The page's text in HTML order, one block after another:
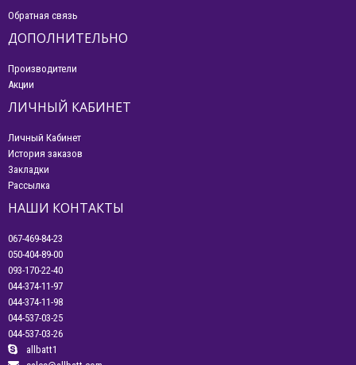
Обратная связь
ДОПОЛНИТЕЛЬНО
Производители
Акции
ЛИЧНЫЙ КАБИНЕТ
Личный Кабинет
История заказов
Закладки
Рассылка
НАШИ КОНТАКТЫ
067-469-84-23
050-404-89-00
093-170-22-40
044-374-11-97
044-374-11-98
044-537-03-25
044-537-03-26
allbatt1